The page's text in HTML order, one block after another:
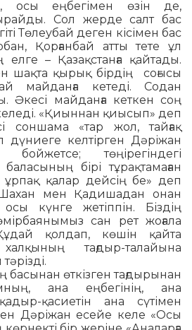
осы ең­бе­гімен өзін де,
Сол жерде салт бас
Төлеубай деген кісімен бас
Қорғанбай атты тете ұл
– Қазақстанға қайтады.
шақта қырық бірдің соғысы
майданға кетеді. Содан
Әкесі майданға кеткен соң
«Қиыннан қиы­сып» деп
соншама «тар жол, тайғақ
дү­ниеге келтірген Дәріжан
төңірегіндегі
бірі тұрақтамаған
ұрпақ қалар дейсің бе» деп
Шахан мен Қадишадан онан
күнге жетіппін. Біздің
сан рет жоғала
қолдап, көшін қайта
тағдыр-талайына
өткіз­ген тағдырынан
ана еңбегінің, ана
қасиетін ана сүтімен
Дәріжан есейе келе «Осы